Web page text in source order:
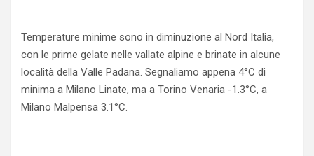
Temperature minime sono in diminuzione al Nord Italia,
con le prime gelate nelle vallate alpine e brinate in alcune
località della Valle Padana. Segnaliamo appena 4°C di
minima a Milano Linate, ma a Torino Venaria -1.3°C, a
Milano Malpensa 3.1°C.